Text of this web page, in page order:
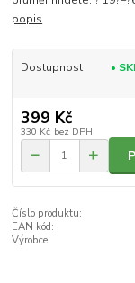
popis
Dostupnost •
399 Kč
330 Kč bez DPH
Číslo produktu:
EAN kód:
Výrobce: